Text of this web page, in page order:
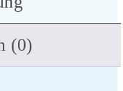
(0)